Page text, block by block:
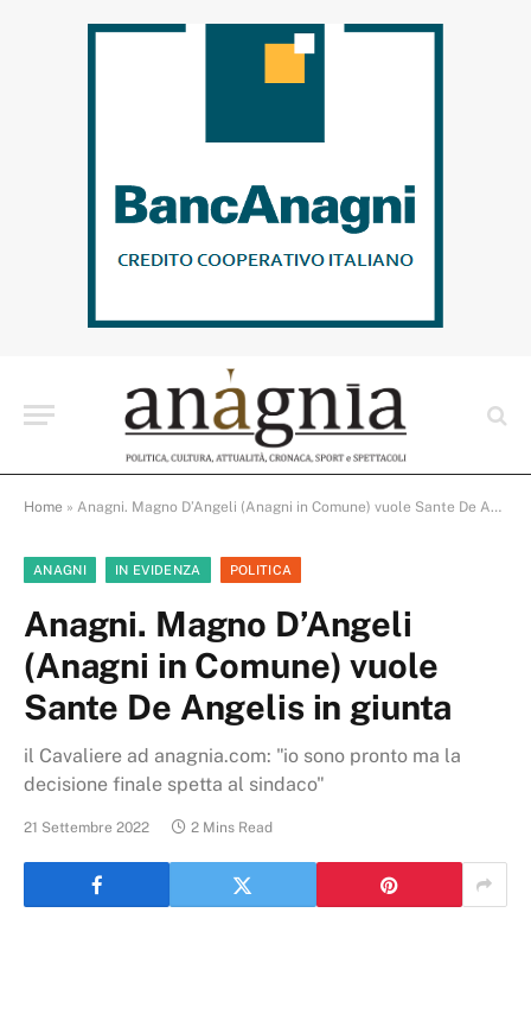
Home » Anagni. Magno D’Angeli (Anagni in Comune) vuole Sante De Angelis in giunta
ANAGNI IN EVIDENZA POLITICA
Anagni. Magno D’Angeli
(Anagni in Comune) vuole
Sante De Angelis in giunta
il Cavaliere ad anagnia.com: "io sono pronto ma la
decisione finale spetta al sindaco"
21 Settembre 2022 2 Mins Read